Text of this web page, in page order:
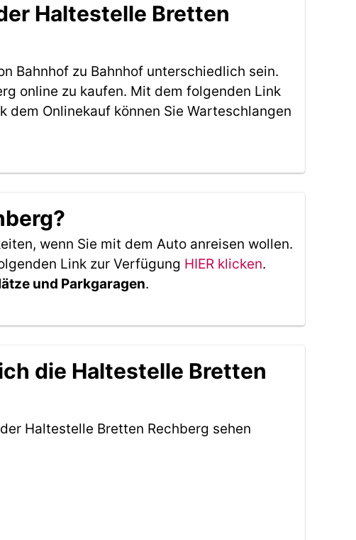
Haltestelle Bretten
Bahnhof zu Bahnhof unterschiedlich sein.
online zu kaufen. Mit dem folgenden Link
dem Onlinekauf können Sie Warteschlangen
wenn Sie mit dem Auto anreisen wollen.
Link zur Verfügung HIER klicken.
und Parkgaragen.
die Haltestelle Bretten
Haltestelle Bretten Rechberg sehen